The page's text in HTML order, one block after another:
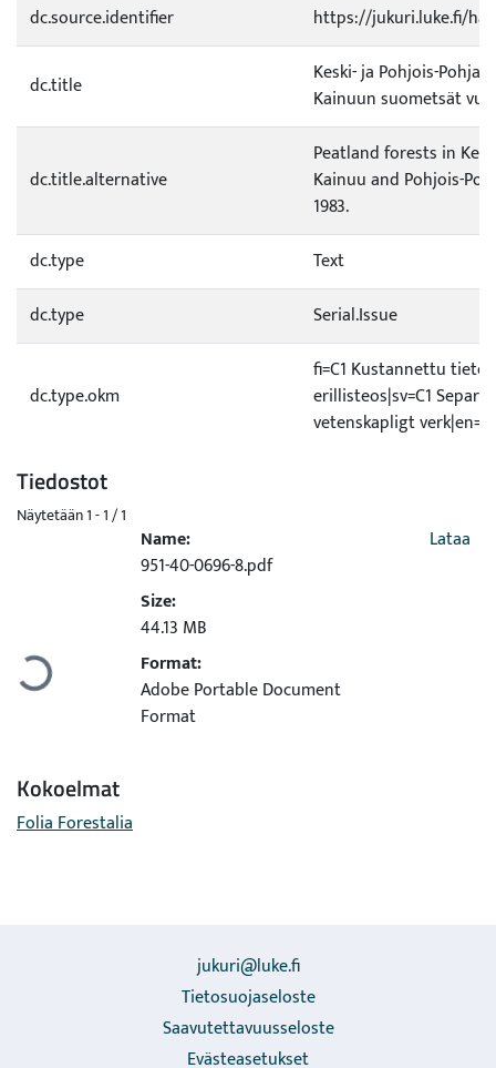
dc.source.identifier
https://jukuri.luke.fi/
dc.title
Keski- ja Pohjois-
Kainuun suometsät
dc.title.alternative
Peatland forests in
Kainuu and Pohjois-
1983.
dc.type
Text
dc.type
Serial.Issue
dc.type.okm
fi=C1 Kustannettu
erillisteos|sv=C1
vetenskapligt
Tiedostot
Näytetään1 - 1 / 1
Ladataan...
Name:
951-40-0696-8.pdf
Size:
44.13 MB
Format:
Adobe Portable Document
Format
Lataa
Kokoelmat
Folia Forestalia
jukuri@luke.fi
Tietosuojaseloste
Saavutettavuusseloste
Evästeasetukset